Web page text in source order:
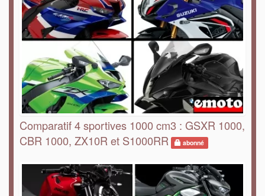
Comparatif 4 sportives 1000 cm3 : GSXR 1000,
CBR 1000, ZX10R et S1000RR
abonné